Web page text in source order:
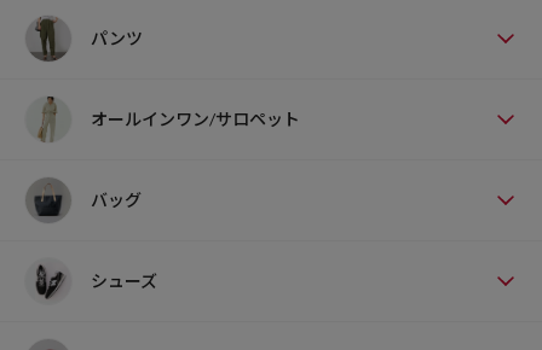
パンツ
オールインワン/サロペット
バッグ
シューズ